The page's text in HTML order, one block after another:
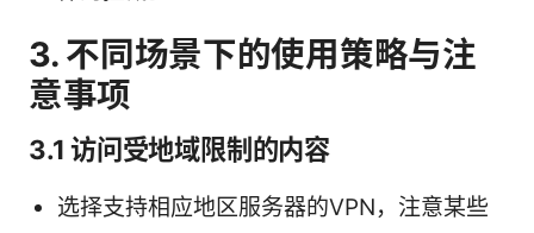
3. 不同场景下的使用策略与注
意事项
3.1 访问受地域限制的内容
选择支持相应地区服务器的VPN，注意某些